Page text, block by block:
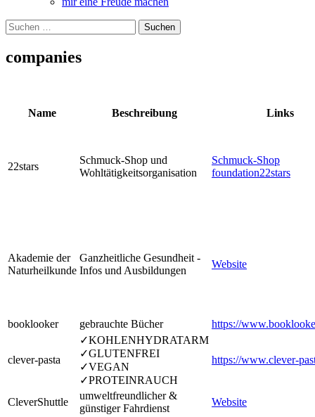
Suchen
nach:
companies
Name Beschreibung Links
22stars
Schmuck-Shop und
Wohltätigkeitsorganisation
Schmuck-Shop
foundation22stars
Akademie der
Naturheilkunde
Ganzheitliche Gesundheit -
Infos und Ausbildungen
Website
booklooker gebrauchte Bücher https://
clever-pasta
✓KOHLENHYDRATARM
✓GLUTENFREI
✓VEGAN
✓PROTEINRAUCH
https://www.clever-
CleverShuttle
umweltfreundlicher &
günstiger Fahrdienst
Website